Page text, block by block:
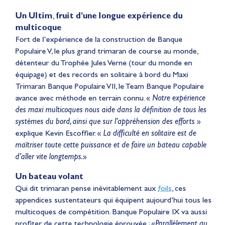
Un Ultim, fruit d’une longue expérience du
multicoque
Fort de l’expérience de la construction de Banque
Populaire V, le plus grand trimaran de course au monde,
détenteur du Trophée Jules Verne (tour du monde en
équipage) et des records en solitaire à bord du Maxi
Trimaran Banque Populaire VII, le Team Banque Populaire
avance avec méthode en terrain connu. « Notre expérience
des maxi multicoques nous aide dans la définition de tous les
systèmes du bord, ainsi que sur l’appréhension des efforts »
explique Kevin Escoffier. « La difficulté en solitaire est de
maîtriser toute cette puissance et de faire un bateau capable
d’aller vite longtemps.»
Un bateau volant
Qui dit trimaran pense inévitablement aux foils, ces
appendices sustentateurs qui équipent aujourd’hui tous les
multicoques de compétition. Banque Populaire IX va aussi